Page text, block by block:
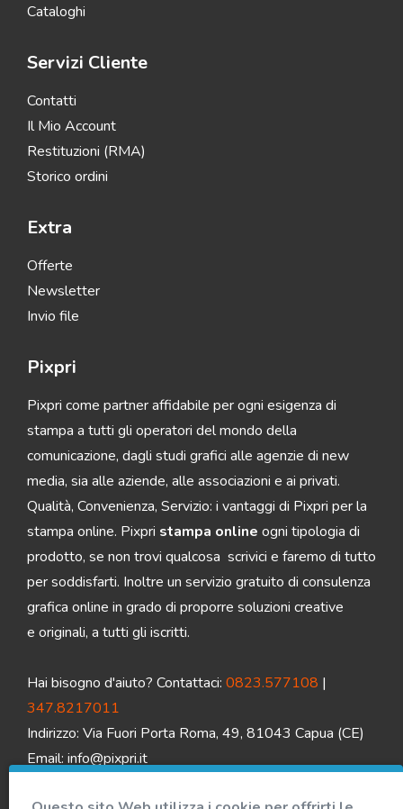
Cataloghi
Servizi Cliente
Contatti
Il Mio Account
Restituzioni (RMA)
Storico ordini
Extra
Offerte
Newsletter
Invio file
Pixpri
Pixpri come partner affidabile per ogni esigenza di
stampa a tutti gli operatori del mondo della
comunicazione, dagli studi grafici alle agenzie di new
media, sia alle aziende, alle associazioni e ai privati.
Qualità, Convenienza, Servizio: i vantaggi di Pixpri per la
stampa online. Pixpri stampa online ogni tipologia di
prodotto, se non trovi qualcosa scrivici e faremo di tutto
per soddisfarti. Inoltre un servizio gratuito di consulenza
grafica online in grado di proporre soluzioni creative
e originali, a tutti gli iscritti.
Hai bisogno d'aiuto? Contattaci: 0823.577108 |
347.8217011
Indirizzo: Via Fuori Porta Roma, 49, 81043 Capua (CE)
Email: info@pixpri.it